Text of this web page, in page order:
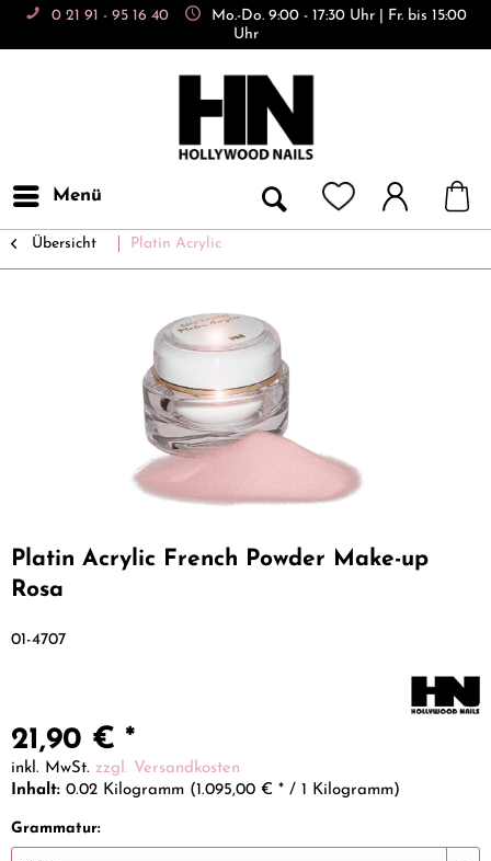
0 21 91 - 95 16 40
Mo.-Do. 9:00 - 17:30 Uhr | Fr. bis 15:00
Uhr
Menü
Übersicht Platin Acrylic
Platin Acrylic French Powder Make-up
Rosa
01-4707
21,90 € *
inkl. MwSt. zzgl. Versandkosten
Inhalt: 0.02 Kilogramm (1.095,00 € * / 1 Kilogramm)
Grammatur: